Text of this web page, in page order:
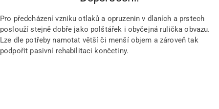
Pro předcházení vzniku otlaků a opruzenin v dlaních a prstech
poslouží stejně dobře jako polštářek i obyčejná rulička obvazu.
Lze dle potřeby namotat větší či menší objem a zároveň tak
podpořit pasivní rehabilitaci končetiny.